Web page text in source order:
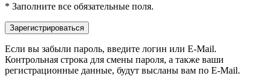
* Заполните все обязательные поля.
Если вы забыли пароль, введите логин или E-Mail.
Контрольная строка для смены пароля, а также ваши
регистрационные данные, будут высланы вам по E-Mail.